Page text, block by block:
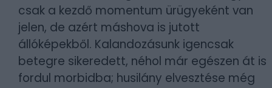
csak a kezdő momentum ürügyeként van
jelen, de azért máshova is jutott
állóképekből. Kalandozásunk igencsak
betegre sikeredett, néhol már egészen át is
fordul morbidba; husilány elvesztése még